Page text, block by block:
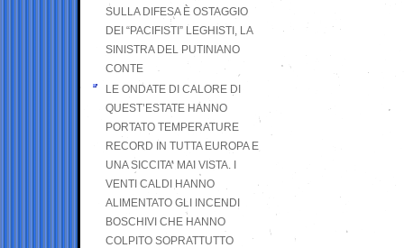
SULLA DIFESA È OSTAGGIO
DEI “PACIFISTI” LEGHISTI, LA
SINISTRA DEL PUTINIANO
CONTE
LE ONDATE DI CALORE DI
QUEST’ESTATE HANNO
PORTATO TEMPERATURE
RECORD IN TUTTA EUROPA E
UNA SICCITA’ MAI VISTA. I
VENTI CALDI HANNO
ALIMENTATO GLI INCENDI
BOSCHIVI CHE HANNO
COLPITO SOPRATTUTTO